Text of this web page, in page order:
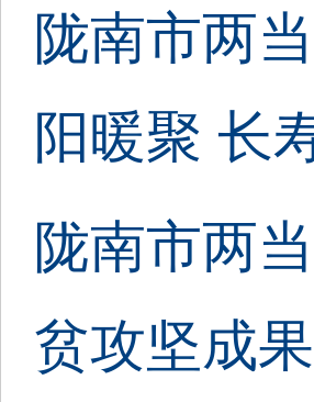
陇南市两
阳暖聚 长
陇南市两
贫攻坚成